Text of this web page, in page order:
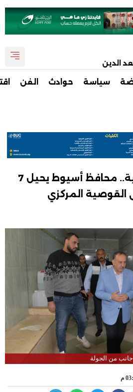
الدين
سياسة حوادث الفن
غابوا عن النوبتجية.. محافظ أسيوط يحيل 7
المركزي
جانب من الجولة